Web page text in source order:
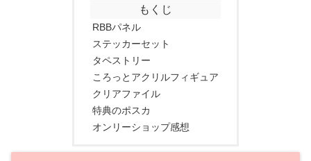
もくじ
RBBパネル
ステッカーセット
タペストリー
ころっとアクリルフィギュア
クリアファイル
特典のポスカ
オンリーショップ感想